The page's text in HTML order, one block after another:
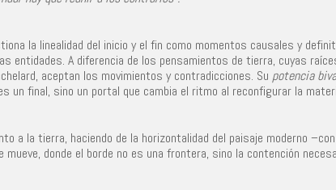
la linealidad del inicio y el fin como momentos causales y
entidades. A diferencia de los pensamientos de tierra, cuyas
aceptan los movimientos y contradicciones. Su potencia
un final, sino un portal que cambia el ritmo al reconfigurar la
a la tierra, haciendo de la horizontalidad del paisaje moderno
donde el borde no es una frontera, sino la contención